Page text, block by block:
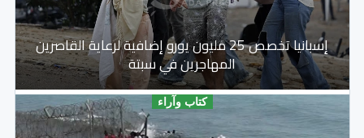
إسبانيا تخصص 25 مليون يورو إضافية لرعاية القاصرين
المهاجرين في سبتة
كتاب وآراء